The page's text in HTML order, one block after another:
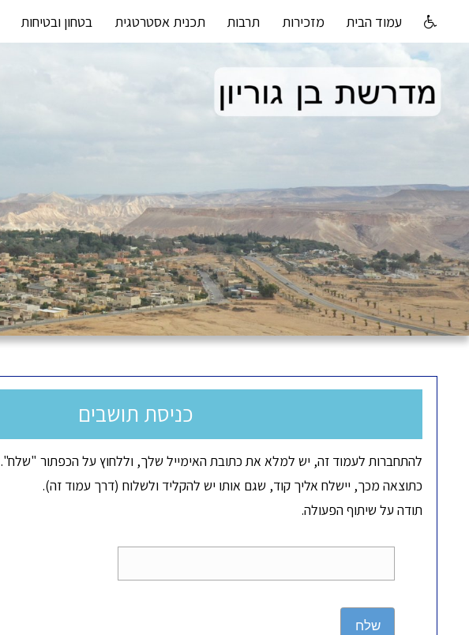
עמוד הבית מזכירות תרבות תכנית אסטרטגית בטחון ובטיחות
כניסת תושבים
להתחברות לעמוד זה, יש למלא את כתובת האימייל שלך, וללחוץ על הכפתור "שלח".
כתוצאה מכך, יישלח אליך קוד, שגם אותו יש להקליד ולשלוח (דרך עמוד זה).
תודה על שיתוף הפעולה.
שלח